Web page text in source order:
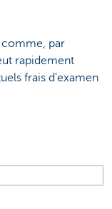
comme, par
rapidement
frais d'examen